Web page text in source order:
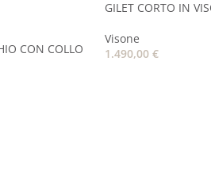
CON COLLO
GILET CORTO IN
Visone
1.490,00€